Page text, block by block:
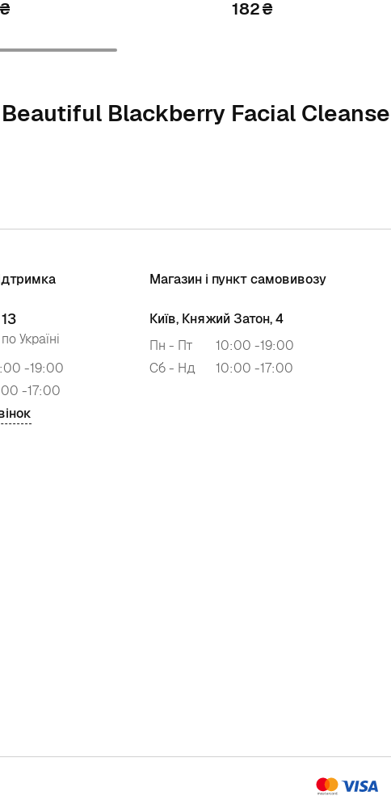
₴ 182₴
Blackberry Facial
Україні
-19:00
-17:00
Магазин і пункт самовивозу
Київ, Княжий Затон, 4
Пн - Пт
10:00 -19:00
Сб - Нд
10:00 -17:00